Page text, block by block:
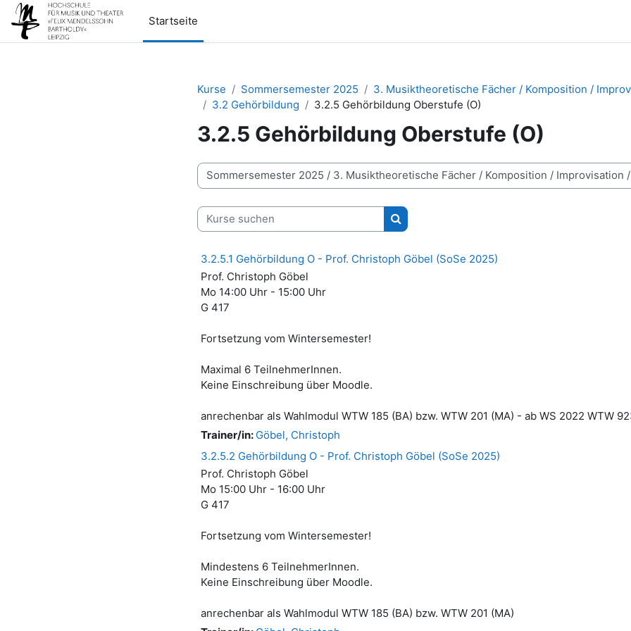
Zum Hauptinhalt
Startseite
Kurse Sommersemester 2025
3. Musiktheoretische Fächer / Komposition /
3.2 Gehörbildung
3.2.5 Gehörbildung Oberstufe (O)
3.2.5 Gehörbildung Oberstufe (O)
Kursbereiche
Kurse suchen
Kurse suchen
3.2.5.1 Gehörbildung O - Prof. Christoph Göbel (SoSe 2025)
Prof. Christoph Göbel
Mo 14:00 Uhr - 15:00 Uhr
G 417
Fortsetzung vom Wintersemester!
Maximal 6 TeilnehmerInnen.
Keine Einschreibung über Moodle.
anrechenbar als Wahlmodul WTW 185 (BA) bzw. WTW 201 (MA) - ab WS 2022 WTW
Trainer/in: Göbel, Christoph
3.2.5.2 Gehörbildung O - Prof. Christoph Göbel (SoSe 2025)
Prof. Christoph Göbel
Mo 15:00 Uhr - 16:00 Uhr
G 417
Fortsetzung vom Wintersemester!
Mindestens 6 TeilnehmerInnen.
Keine Einschreibung über Moodle.
anrechenbar als Wahlmodul WTW 185 (BA) bzw. WTW 201 (MA)